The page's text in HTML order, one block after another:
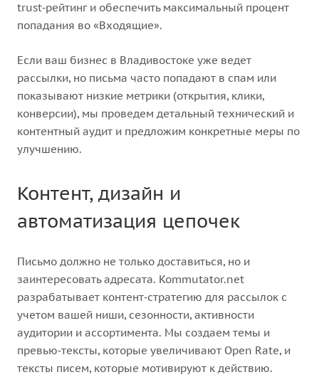
trust‑рейтинг и обеспечить максимальный процент
попадания во «Входящие».
Если ваш бизнес в Владивостоке уже ведет
рассылки, но письма часто попадают в спам или
показывают низкие метрики (открытия, клики,
конверсии), мы проведем детальный технический и
контентный аудит и предложим конкретные меры по
улучшению.
Контент, дизайн и
автоматизация цепочек
Письмо должно не только доставиться, но и
заинтересовать адресата. Kommutator.net
разрабатывает контент‑стратегию для рассылок с
учетом вашей ниши, сезонности, активности
аудитории и ассортимента. Мы создаем темы и
превью‑тексты, которые увеличивают Open Rate, и
тексты писем, которые мотивируют к действию.